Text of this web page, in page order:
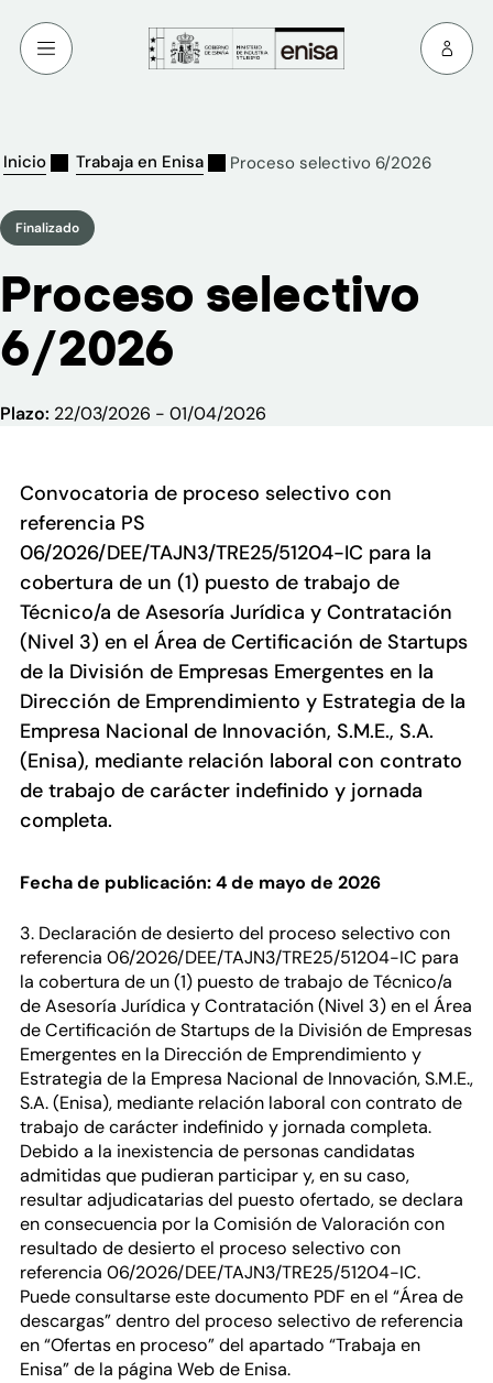
Inicio Trabaja en Enisa Proceso selectivo 6/2026
Finalizado
Proceso selectivo
6/2026
Plazo: 22/03/2026 - 01/04/2026
Convocatoria de proceso selectivo con
referencia PS
06/2026/DEE/TAJN3/TRE25/51204-IC para la
cobertura de un (1) puesto de trabajo de
Técnico/a de Asesoría Jurídica y Contratación
(Nivel 3) en el Área de Certificación de Startups
de la División de Empresas Emergentes en la
Dirección de Emprendimiento y Estrategia de la
Empresa Nacional de Innovación, S.M.E., S.A.
(Enisa), mediante relación laboral con contrato
de trabajo de carácter indefinido y jornada
completa.
Fecha de publicación: 4 de mayo de 2026
3. Declaración de desierto del proceso selectivo con
referencia 06/2026/DEE/TAJN3/TRE25/51204-IC para
la cobertura de un (1) puesto de trabajo de Técnico/a
de Asesoría Jurídica y Contratación (Nivel 3) en el Área
de Certificación de Startups de la División de Empresas
Emergentes en la Dirección de Emprendimiento y
Estrategia de la Empresa Nacional de Innovación, S.M.E.,
S.A. (Enisa), mediante relación laboral con contrato de
trabajo de carácter indefinido y jornada completa.
Debido a la inexistencia de personas candidatas
admitidas que pudieran participar y, en su caso,
resultar adjudicatarias del puesto ofertado, se declara
en consecuencia por la Comisión de Valoración con
resultado de desierto el proceso selectivo con
referencia 06/2026/DEE/TAJN3/TRE25/51204-IC.
Puede consultarse este documento PDF en el “Área de
descargas” dentro del proceso selectivo de referencia
en “Ofertas en proceso” del apartado “Trabaja en
Enisa” de la página Web de Enisa.